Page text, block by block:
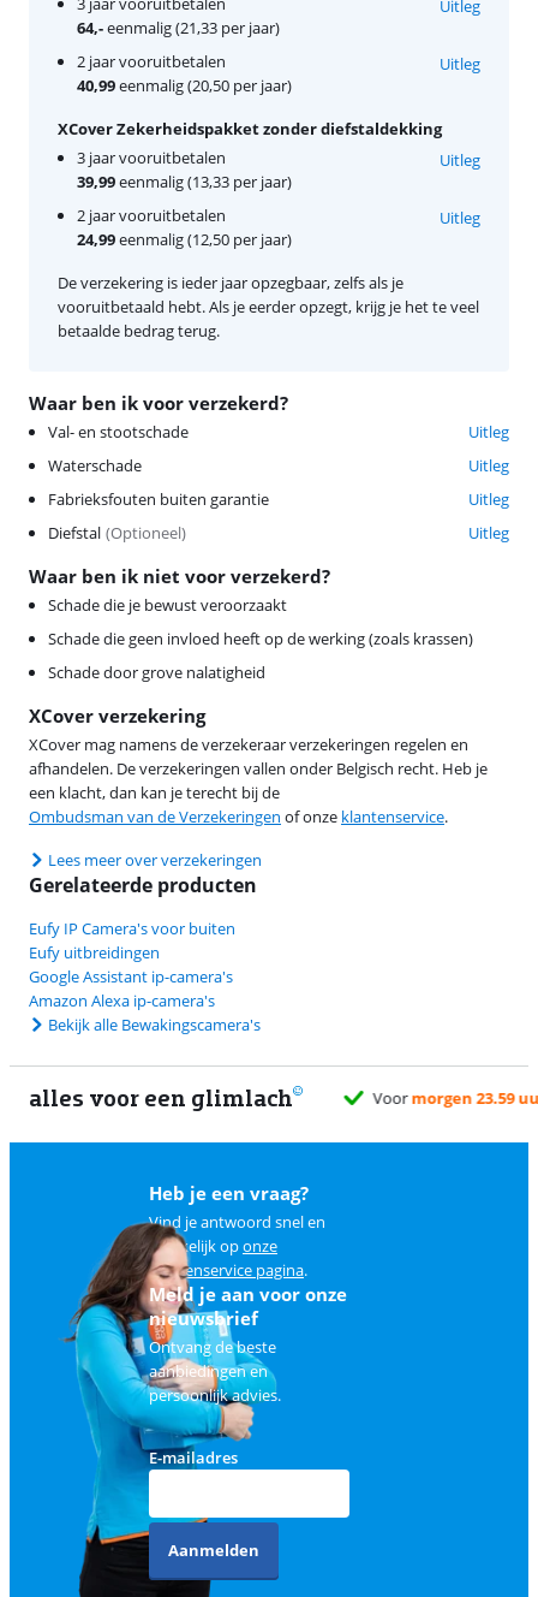
Waar ben ik voor verzekerd?
Val- en stootschade
Uitleg
Waterschade
Uitleg
Fabrieksfouten buiten garantie
Uitleg
Diefstal (Optioneel) Uitleg
Waar ben ik niet voor verzekerd?
Schade die je bewust veroorzaakt
Schade die geen invloed heeft op de werking (zoals krassen)
Schade door grove nalatigheid
XCover verzekering
XCover mag namens de verzekeraar verzekeringen regelen en
afhandelen. De verzekeringen vallen onder Belgisch recht. Heb je
een klacht, dan kan je terecht bij de
Ombudsman van de Verzekeringen of onze klantenservice.
Lees meer over verzekeringen
64,-eenmalig (21,33 per jaar)
Uitleg
2 jaar vooruitbetalen
40,99eenmalig (20,50 per jaar)
Uitleg
XCover Zekerheidspakket zonder diefstaldekking
3 jaar vooruitbetalen
39,99eenmalig (13,33 per jaar)
Uitleg
2 jaar vooruitbetalen
24,99eenmalig (12,50 per jaar)
Uitleg
De verzekering is ieder jaar opzegbaar, zelfs als je
vooruitbetaald hebt. Als je eerder opzegt, krijg je het te veel
betaalde bedrag terug.
Gerelateerde producten
Eufy IP Camera's voor buiten
Eufy uitbreidingen
Google Assistant ip-camera's
Amazon Alexa ip-camera's
Bekijk alle Bewakingscamera's
alles voor een glimlach
Heb je een vraag?
Vind je antwoord snel en
makkelijk oponze
klantenservice pagina.
Meld je aan voor onze
nieuwsbrief
Ontvang de beste
aanbiedingen en
persoonlijk advies.
E-mailadres
Aanmelden